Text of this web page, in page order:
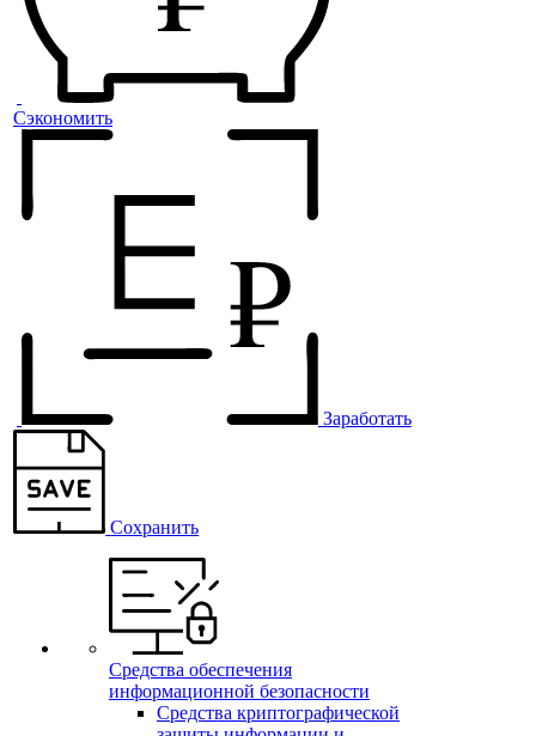
Сэкономить
Заработать
Сохранить
Средства обеспечения
информационной безопасности
Средства криптографической